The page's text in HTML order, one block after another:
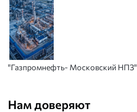
"Газпромнефть- Московский НПЗ"
Нам доверяют